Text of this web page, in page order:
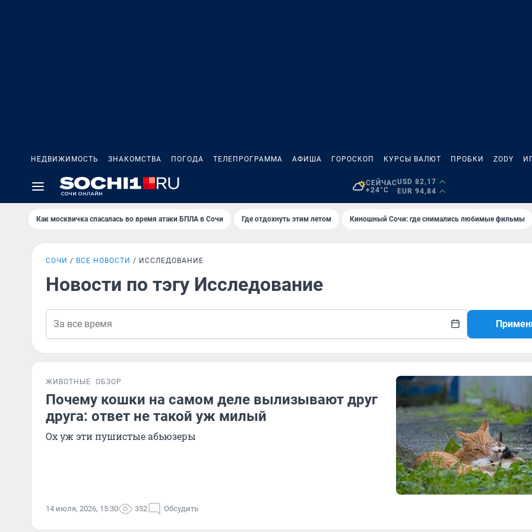
НЕДВИЖИМОСТЬ ЗНАКОМСТВА ПОГОДА ТЕЛЕПРОГРАММА АФИША ГОРОСКОП КУРСЫ ВАЛЮТ ПРОБКИ ZODY
СЕЙЧАС
+24°C
USD 82,17
EUR 94,84
Как москвичка спасалась во время атаки БПЛА в Сочи Где отдохнуть этим летом Киношный Сочи: где снимались любимые фильмы
СОЧИ ВСЕ НОВОСТИ ИССЛЕДОВАНИЕ
Новости по тэгу Исследование
ЖИВОТНЫЕ ОБЗОР
Почему кошки на самом деле вылизывают друг
друга: ответ не такой уж милый
Ох уж эти пушистые абьюзеры
14 июля, 2026, 15:30 352 Обсудить